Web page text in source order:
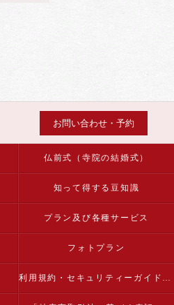
お問い合わせ・予約
仏前式（寺院の結婚式）
知って得する豆知識
プラン及び各種サービス
フォトプラン
利用規約・セキュリティーガイドライン